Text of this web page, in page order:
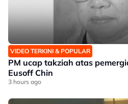
VIDEO TERKINI & POPULAR
PM ucap takziah atas
Eusoff Chin
3 hours ago